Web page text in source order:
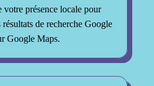
votre présence locale pour
résultats de recherche Google
Google Maps.